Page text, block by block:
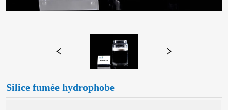
Silice fumée hydrophobe